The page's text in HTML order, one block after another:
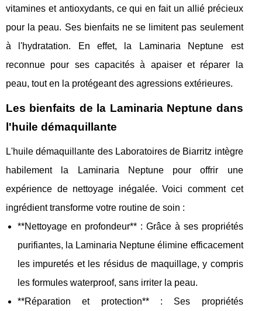
vitamines et antioxydants, ce qui en fait un allié précieux
pour la peau. Ses bienfaits ne se limitent pas seulement
à l'hydratation. En effet, la Laminaria Neptune est
reconnue pour ses capacités à apaiser et réparer la
peau, tout en la protégeant des agressions extérieures.
Les bienfaits de la Laminaria Neptune dans
l'huile démaquillante
L'huile démaquillante des Laboratoires de Biarritz intègre
habilement la Laminaria Neptune pour offrir une
expérience de nettoyage inégalée. Voici comment cet
ingrédient transforme votre routine de soin :
**Nettoyage en profondeur** : Grâce à ses propriétés
purifiantes, la Laminaria Neptune élimine efficacement
les impuretés et les résidus de maquillage, y compris
les formules waterproof, sans irriter la peau.
**Réparation et protection** : Ses propriétés